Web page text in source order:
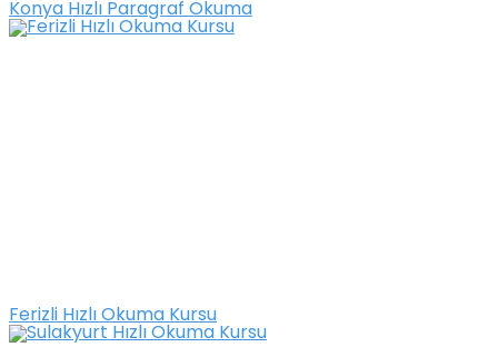
Konya Hızlı Paragraf Okuma
Ferizli Hızlı Okuma Kursu